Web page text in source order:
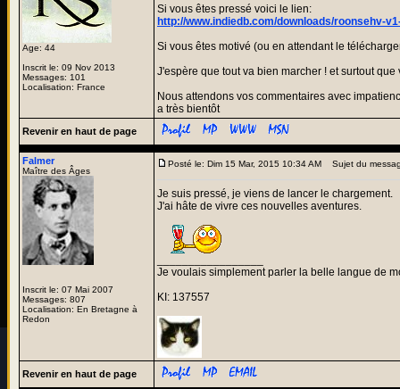
Age: 44
Inscrit le: 09 Nov 2013
Messages: 101
Localisation: France
Si vous êtes pressé voici le lien:
http://www.indiedb.com/downloads/roonsehv-
Si vous êtes motivé (ou en attendant le
J'espère que tout va bien marcher ! et surtout
Nous attendons vos commentaires avec
a très bientôt
Revenir en haut de page
Falmer
Maître des Âges
Inscrit le: 07 Mai 2007
Messages: 807
Localisation: En Bretagne à
Redon
Posté le: Dim 15 Mar, 2015 10:34 AM Sujet du
Je suis pressé, je viens de lancer le chargement.
J'ai hâte de vivre ces nouvelles aventures.
Je voulais simplement parler la belle langue de
KI: 137557
Revenir en haut de page